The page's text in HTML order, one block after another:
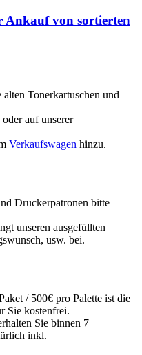
Ankauf von sortierten
Tonerkartuschen und
oder auf unserer
Verkaufswagen hinzu.
Druckerpatronen bitte
unseren ausgefüllten
usw. bei.
/ 500€ pro Palette ist die
Sie kostenfrei.
Sie binnen 7
inkl.